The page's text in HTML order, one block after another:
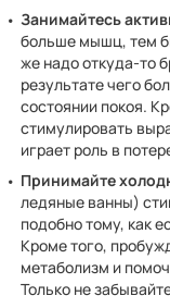
Занимайтесь
больше мышц, тем
же надо откуда-то
результате чего
состоянии покоя.
стимулировать
играет роль в
Принимайте
ледяные ванны)
подобно тому, как
Кроме того,
метаболизм и
Только не